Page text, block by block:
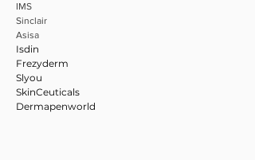
IMS
Sinclair
Asisa
Isdin
Frezyderm
Slyou
SkinCeuticals
Dermapenworld